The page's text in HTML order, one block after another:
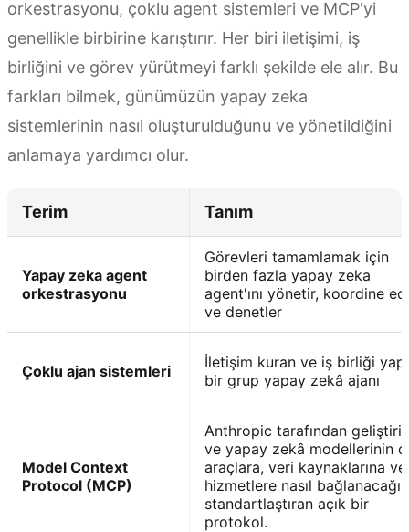
orkestrasyonu, çoklu agent sistemleri ve MCP'yi
genellikle birbirine karıştırır. Her biri iletişimi, iş
birliğini ve görev yürütmeyi farklı şekilde ele alır. Bu
farkları bilmek, günümüzün yapay zeka
sistemlerinin nasıl oluşturulduğunu ve yönetildiğini
anlamaya yardımcı olur.
Terim Tanım
Yapay zeka agent
orkestrasyonu
Görevleri tamamlamak için
birden fazla yapay zeka
agent'ını yönetir, koordine
ve denetler
Çoklu ajan sistemleri
İletişim kuran ve iş birliği
bir grup yapay zekâ ajanı
Model Context
Protocol (MCP)
Anthropic tarafından
ve yapay zekâ modellerinin
araçlara, veri kaynaklarına ve
hizmetlere nasıl
standartlaştıran açık bir
protokol.